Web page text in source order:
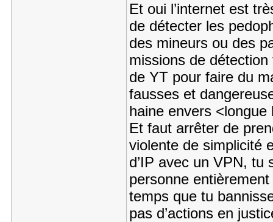
Et oui l’internet est
de détecter les
des mineurs ou des
missions de
de YT pour faire du
fausses et
haine envers
Et faut arrêter de
violente de simplicité
d’IP avec un VPN,
personne
temps que tu
pas d’actions en